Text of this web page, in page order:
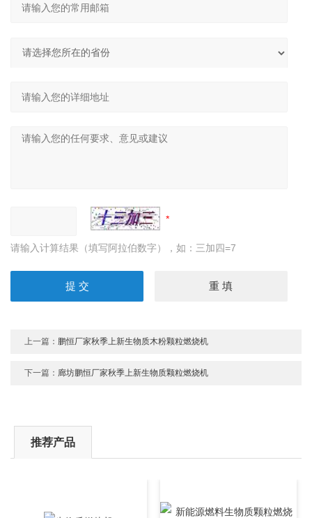
请输入计算结果（填写阿拉伯数字），如：三加四=7
上一篇： 鹏恒厂家秋季上新生物质木粉颗粒燃烧机
下一篇： 廊坊鹏恒厂家秋季上新生物质颗粒燃烧机
推荐产品